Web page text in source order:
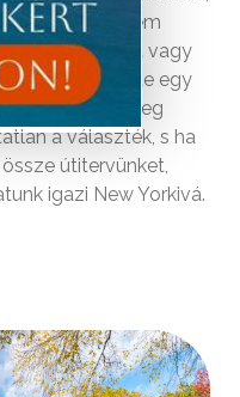
soha nem
i kocogásért vagy
felkelni, este egy
show-ért éri meg
a választék, s ha
útitervünket,
igazi New Yorkivá.